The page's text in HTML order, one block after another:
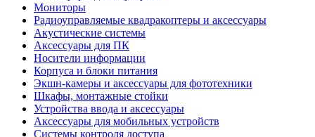
Мониторы
Радиоуправляемые квадракоптеры и аксессуары
Акустические системы
Аксессуары для ПК
Носители информации
Корпуса и блоки питания
Экшн-камеры и аксессуары для фототехники
Шкафы, монтажные стойки
Устройства ввода и аксессуары
Аксессуары для мобильных устройств
Системы контроля доступа